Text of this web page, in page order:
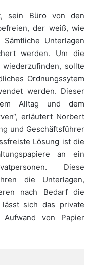
sein Büro von den
der weiß, wie
Unterlagen
werden. Um die
sollte
Ordnungssytem
werden. Dieser
Alltag und dem
erläutert Norbert
und Geschäftsführer
Lösung ist die
an ein
Diese
die Unterlagen,
nach Bedarf die
lässt sich das private
von Papier